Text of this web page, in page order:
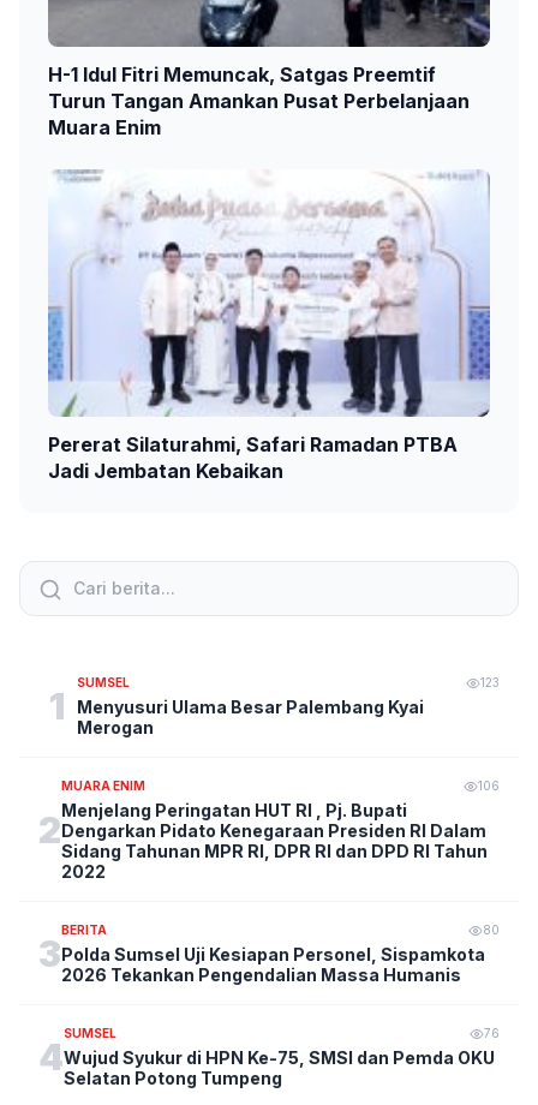
H-1 Idul Fitri Memuncak, Satgas Preemtif
Turun Tangan Amankan Pusat Perbelanjaan
Muara Enim
Pererat Silaturahmi, Safari Ramadan PTBA
Jadi Jembatan Kebaikan
1
SUMSEL 123
Menyusuri Ulama Besar Palembang Kyai
Merogan
2
MUARA ENIM 106
Menjelang Peringatan HUT RI , Pj. Bupati
Dengarkan Pidato Kenegaraan Presiden RI Dalam
Sidang Tahunan MPR RI, DPR RI dan DPD RI Tahun
2022
3
BERITA 80
Polda Sumsel Uji Kesiapan Personel, Sispamkota
2026 Tekankan Pengendalian Massa Humanis
4
SUMSEL 76
Wujud Syukur di HPN Ke-75, SMSI dan Pemda OKU
Selatan Potong Tumpeng